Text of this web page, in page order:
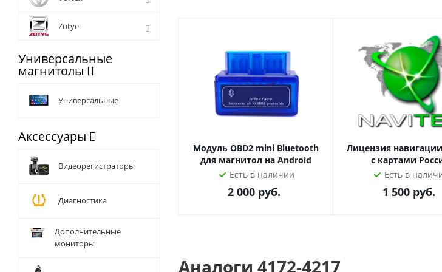
Модуль OBD2 mini Bluetooth
для магнитол на Android
Есть в наличии
2 000руб.
Лицензия
с картами
Есть в
1 500руб.
Аналоги 4172-4217
Zotye
Универсальные
магнитолы
Универсальные
Аксессуары
Видеорегистраторы
Диагностика
Дополнительные
мониторы